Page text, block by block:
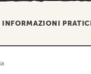
INFORMAZIONI